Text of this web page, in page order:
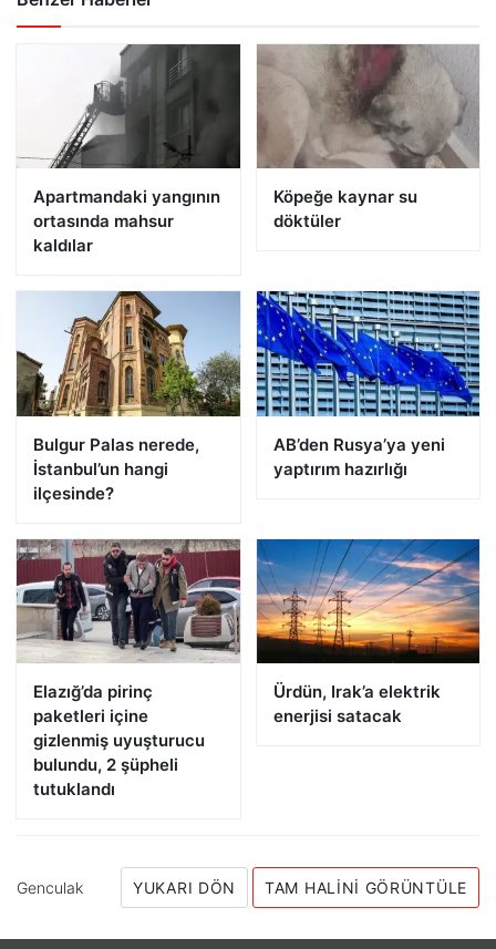
Apartmandaki yangının
ortasında mahsur
kaldılar
Köpeğe kaynar su
döktüler
Bulgur Palas nerede,
İstanbul’un hangi
ilçesinde?
AB’den Rusya’ya yeni
yaptırım hazırlığı
Elazığ’da pirinç
paketleri içine
gizlenmiş uyuşturucu
bulundu, 2 şüpheli
tutuklandı
Ürdün, Irak’a elektrik
enerjisi satacak
Genculak YUKARI DÖN TAM HALINI GÖRÜNTÜLE